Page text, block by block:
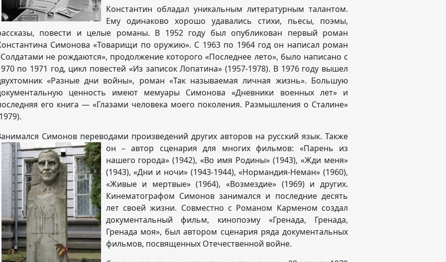
Константин обладал уникальным литературным талантом.
Ему одинаково хорошо удавались стихи, пьесы, поэмы,
повести и целые романы. В 1952 году был опубликован первый роман
Симонова «Товарищи по оружию». С 1963 по 1964 год он написал роман
не рождаются», продолжение которого «Последнее лето», было написано с
по 1971 год, цикл повестей «Из записок Лопатина» (1957-1978). В 1976 году вышел
«Разные дни войны», роман «Так называемая личная жизнь». Большую
ценность имеют мемуары Симонова «Дневники военных лет» и
его книга — «Глазами человека моего поколения. Размышления о Сталине»
Симонов переводами произведений других авторов на русский язык. Также
он – автор сценария для многих фильмов: «Парень из
нашего города» (1942), «Во имя Родины» (1943), «Жди меня»
(1943), «Дни и ночи» (1943-1944), «Нормандия-Неман» (1960),
«Живые и мертвые» (1964), «Возмездие» (1969) и других.
Кинематографом Симонов занимался и последние десять
лет своей жизни. Совместно с Романом Карменом создал
документальный фильм, кинопоэму «Гренада, Гренада,
Гренада моя», был автором сценария ряда документальных
фильмов, посвященных Отечественной войне.